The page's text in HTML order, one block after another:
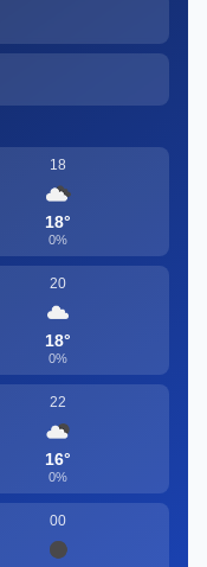
18
18°
0%
20
18°
0%
22
16°
0%
00